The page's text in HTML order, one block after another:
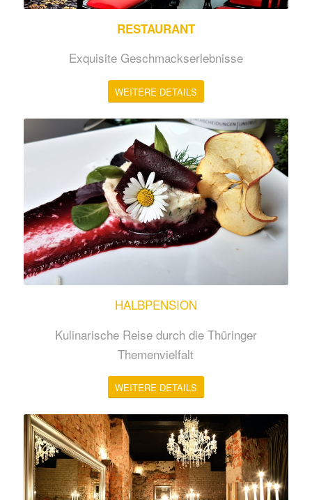
RESTAURANT
Exquisite Geschmackserlebnisse
WEITERE DETAILS
HALBPENSION
Kulinarische Reise durch die Thüringer
Themenvielfalt
WEITERE DETAILS